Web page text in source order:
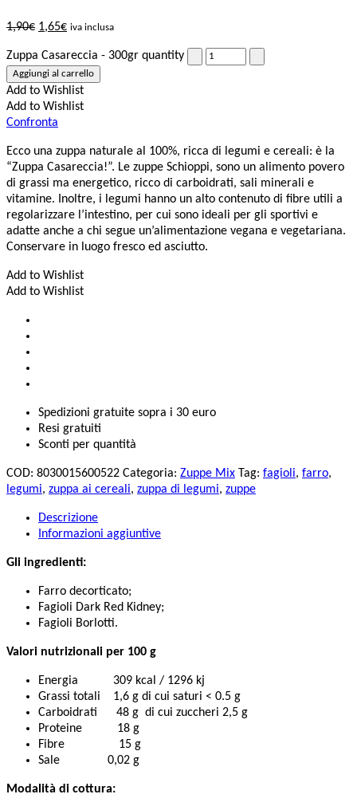
1,90€ 1,65€ iva inclusa
Zuppa Casareccia - 300gr quantity
Aggiungi al carrello
Add to Wishlist
Add to Wishlist
Confronta
Ecco una zuppa naturale al 100%, ricca di legumi e cereali: è la
“Zuppa Casareccia!”. Le zuppe Schioppi, sono un alimento povero
di grassi ma energetico, ricco di carboidrati, sali minerali e
vitamine. Inoltre, i legumi hanno un alto contenuto di fibre utili a
regolarizzare l’intestino, per cui sono ideali per gli sportivi e
adatte anche a chi segue un’alimentazione vegana e vegetariana.
Conservare in luogo fresco ed asciutto.
Add to Wishlist
Add to Wishlist
Spedizioni gratuite sopra i 30 euro
Resi gratuiti
Sconti per quantità
COD: 8030015600522 Categoria: Zuppe Mix Tag: fagioli, farro,
legumi, zuppa ai cereali, zuppa di legumi, zuppe
Descrizione
Informazioni aggiuntive
Gli ingredienti:
Farro decorticato;
Fagioli Dark Red Kidney;
Fagioli Borlotti.
Valori nutrizionali per 100 g
Energia 309 kcal / 1296 kj
Grassi totali 1,6 g di cui saturi < 0.5 g
Carboidrati 48 g di cui zuccheri 2,5 g
Proteine 18 g
Fibre 15 g
Sale 0,02 g
Modalità di cottura: